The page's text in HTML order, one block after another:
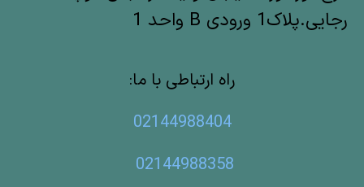
رجایی.پلاک1 ورودی B واحد 1
راه ارتباطی با ما:
02144988404
02144988358